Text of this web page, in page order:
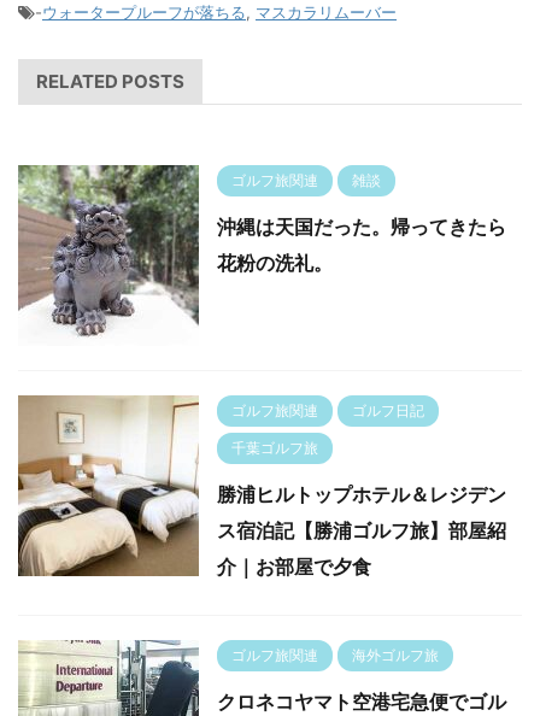
-ウォータープルーフが落ちる, マスカラリムーバー
RELATED POSTS
ゴルフ旅関連 雑談
沖縄は天国だった。帰ってきたら
花粉の洗礼。
ゴルフ旅関連 ゴルフ日記
千葉ゴルフ旅
勝浦ヒルトップホテル＆レジデン
ス宿泊記【勝浦ゴルフ旅】部屋紹
介｜お部屋で夕食
ゴルフ旅関連 海外ゴルフ旅
クロネコヤマト空港宅急便でゴル